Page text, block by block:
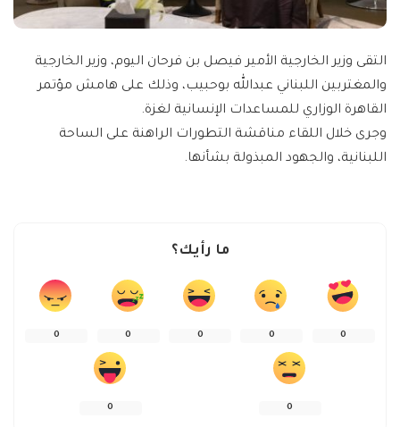
التقى وزير الخارجية الأمير فيصل بن فرحان اليوم، وزير الخارجية
والمغتربين اللبناني عبدالله بوحبيب، وذلك على هامش مؤتمر
القاهرة الوزاري للمساعدات الإنسانية لغزة.
وجرى خلال اللقاء مناقشة التطورات الراهنة على الساحة
اللبنانية، والجهود المبذولة بشأنها.
ما رأيك؟
0
0
0
0
0
0
0